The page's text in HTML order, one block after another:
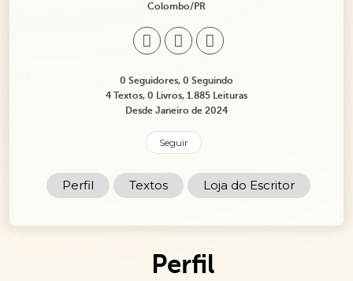
Colombo/PR
0 Seguidores, 0 Seguindo
4 Textos, 0 Livros, 1.885 Leituras
Desde Janeiro de 2024
Seguir
Perfil Textos Loja do Escritor
Perfil